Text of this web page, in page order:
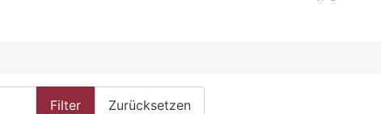
Filter Zurücksetzen